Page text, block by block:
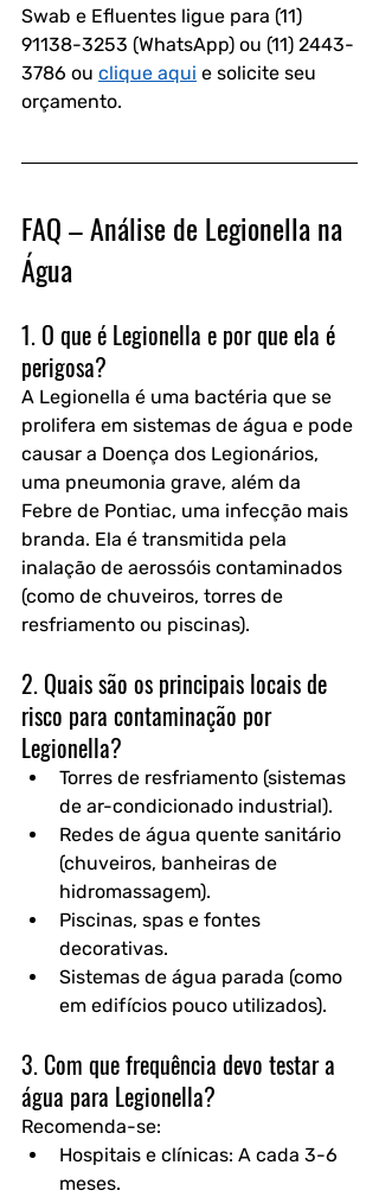
Swab e Efluentes ligue para (11)
91138-3253 (WhatsApp) ou (11) 2443-
3786 ou clique aqui e solicite seu
orçamento.
FAQ – Análise de Legionella na
Água
1. O que é Legionella e por que ela é
perigosa?
A Legionella é uma bactéria que se
prolifera em sistemas de água e pode
causar a Doença dos Legionários,
uma pneumonia grave, além da
Febre de Pontiac, uma infecção mais
branda. Ela é transmitida pela
inalação de aerossóis contaminados
(como de chuveiros, torres de
resfriamento ou piscinas).
2. Quais são os principais locais de
risco para contaminação por
Legionella?
Torres de resfriamento (sistemas
de ar-condicionado industrial).
Redes de água quente sanitário
(chuveiros, banheiras de
hidromassagem).
Piscinas, spas e fontes
decorativas.
Sistemas de água parada (como
em edifícios pouco utilizados).
3. Com que frequência devo testar a
água para Legionella?
Recomenda-se:
Hospitais e clínicas: A cada 3-6
meses.